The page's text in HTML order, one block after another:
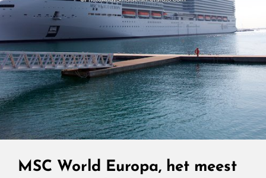
MSC World Europa, het meest